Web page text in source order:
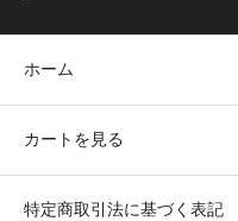
ホーム
カートを見る
特定商取引法に基づく表記